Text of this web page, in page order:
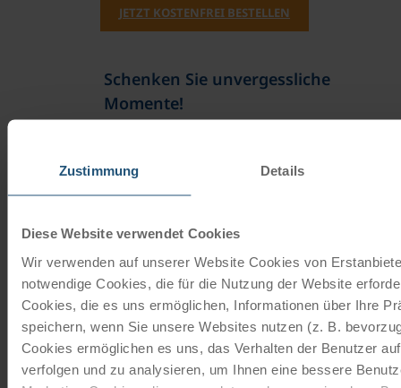
Zustimmung Details
Diese Website verwendet Cookies
Wir verwenden auf unserer Website Cookies von
notwendige Cookies, die für die Nutzung der Website
Cookies, die es uns ermöglichen, Informationen über Ihre
speichern, wenn Sie unsere Websites nutzen (z. B.
Cookies ermöglichen es uns, das Verhalten der Benutzer
verfolgen und zu analysieren, um Ihnen eine bessere
JETZT KOSTENFREI BESTELLEN
Schenken Sie unvergessliche
Momente!
immer das passende Geschenk.
Newsletter abonnieren
TOP-Angebote, Aktionen - Immer auf dem
aktuellsten Stand!